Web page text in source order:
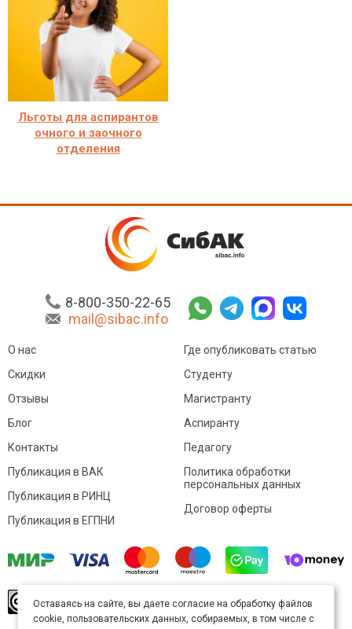
Льготы для аспирантов
очного и заочного
отделения
8-800-350-22-65
mail@sibac.info
О нас
Скидки
Отзывы
Блог
Контакты
Где опубликовать статью
Студенту
Магистранту
Аспиранту
Педагогу
Публикация в ВАК
Публикация в РИНЦ
Публикация в ЕГПНИ
Политика обработки
персональных данных
Договор оферты
произведение доступно полицензии Creative
Commons «Attribution» («Атрибуция») 4.0
Оставаясь на сайте, вы даете согласие на обработку файлов
cookie, пользовательских данных, собираемых, в том числе с